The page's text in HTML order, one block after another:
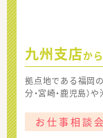
九州支店か
拠点地である福岡
分・宮崎・鹿児島）
お仕事相談